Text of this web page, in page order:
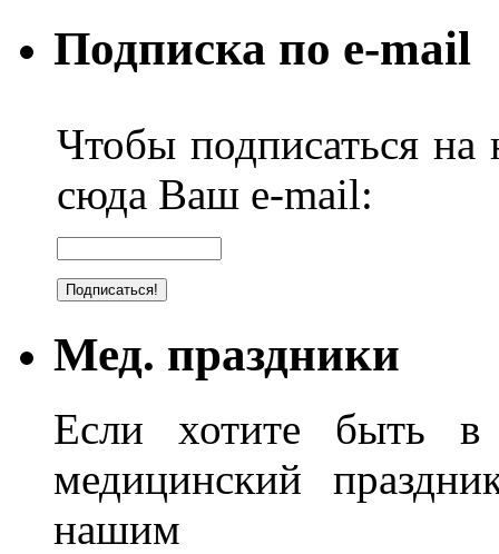
Подписка по e-mail
Чтобы подписаться на
сюда Ваш e-mail:
Мед. праздники
Если хотите быть в
медицинский
нашим